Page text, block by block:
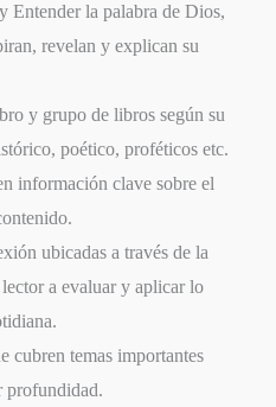
Entender la palabra de Dios,
revelan y explican su
y grupo de libros según su
poético, proféticos etc.
información clave sobre el
ubicadas a través de la
a evaluar y aplicar lo
cubren temas importantes
profundidad.